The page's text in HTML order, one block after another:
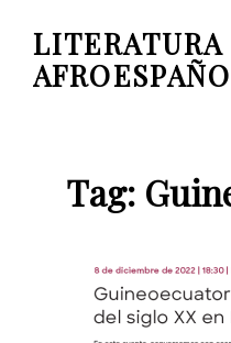
LITERATURA
Tag: